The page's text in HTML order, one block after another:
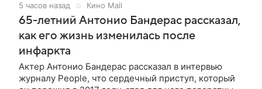
5 часов назад Кино Mail
65-летний Антонио Бандерас рассказал,
как его жизнь изменилась после
инфаркта
Актер Антонио Бандерас рассказал в интервью
журналу People, что сердечный приступ, который